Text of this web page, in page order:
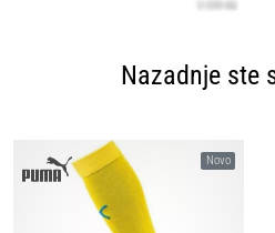
Nazadnje ste
Novo